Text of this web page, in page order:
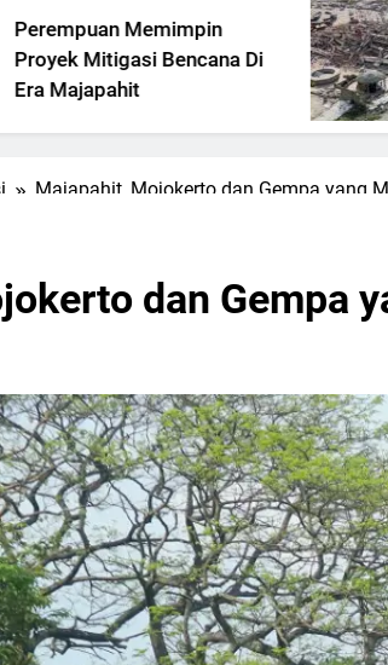
Di
Majapahit, Mojokerto dan Gempa yang
dan Gempa